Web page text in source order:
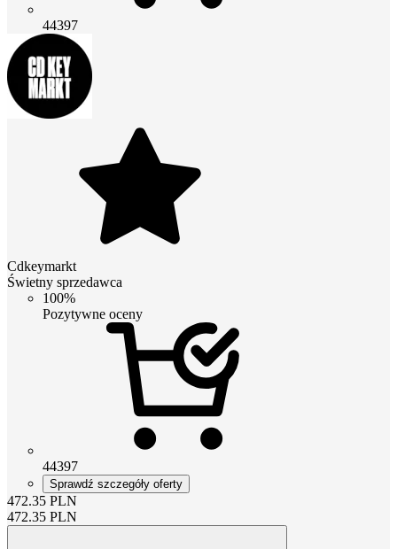
44397
Cdkeymarkt
Świetny sprzedawca
100%
Pozytywne oceny
44397
Sprawdź szczegóły oferty
472.35 PLN
472.35 PLN